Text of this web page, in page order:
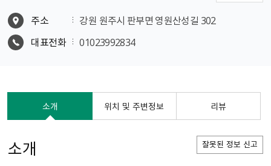
주소
강원 원주시 판부면 영원산성길 302
대표전화
01023992834
소개 위치 및 주변정보 리뷰
소개 잘못된 정보 신고